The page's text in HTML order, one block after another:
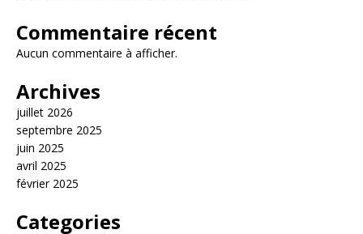
Commentaire récent
Aucun commentaire à afficher.
Archives
juillet 2026
septembre 2025
juin 2025
avril 2025
février 2025
Categories